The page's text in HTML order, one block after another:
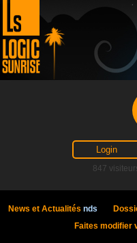
847
News et Actualités nds
Faites modifier